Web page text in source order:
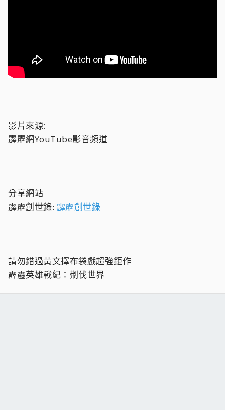
影片來源:
霹靂網YouTube影音頻道
分享網站
霹靂創世錄: 霹靂創世錄
請勿錯過黃文擇布袋戲超強鉅作
霹靂英雄戰紀：刜伐世界